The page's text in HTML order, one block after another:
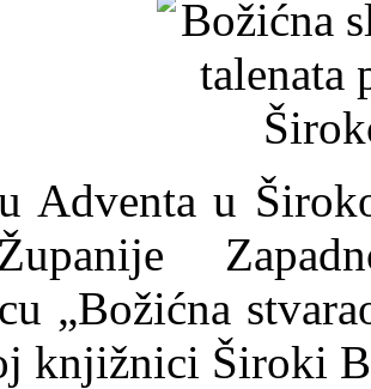
Adventa u
„Božićna
knjižnici Široki